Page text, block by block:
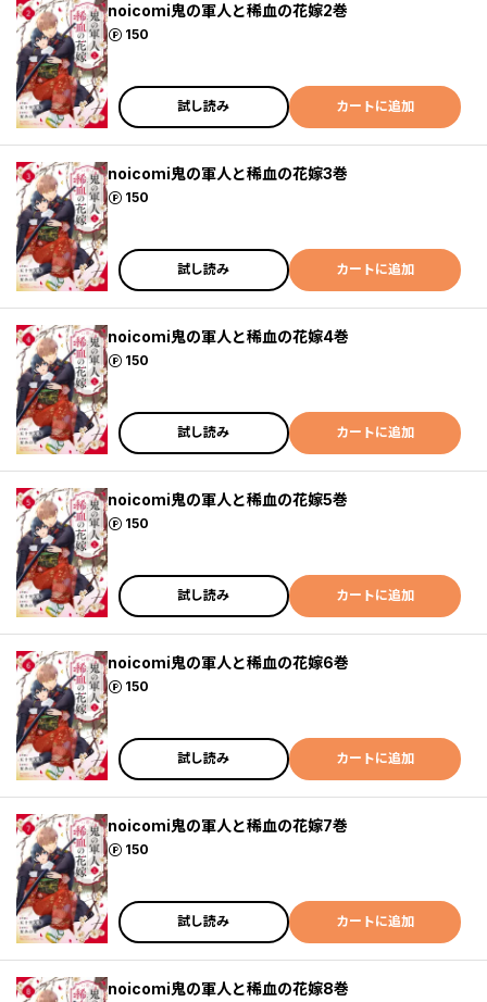
noicomi鬼の軍人と稀血の花嫁2巻
150
ポイント
試し読み カートに追加
noicomi鬼の軍人と稀血の花嫁3巻
150
ポイント
試し読み カートに追加
noicomi鬼の軍人と稀血の花嫁4巻
150
ポイント
試し読み カートに追加
noicomi鬼の軍人と稀血の花嫁5巻
150
ポイント
試し読み カートに追加
noicomi鬼の軍人と稀血の花嫁6巻
150
ポイント
試し読み カートに追加
noicomi鬼の軍人と稀血の花嫁7巻
150
ポイント
試し読み カートに追加
noicomi鬼の軍人と稀血の花嫁8巻